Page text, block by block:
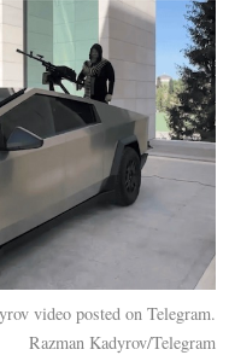
video posted on Telegram.
Razman Kadyrov/Telegram